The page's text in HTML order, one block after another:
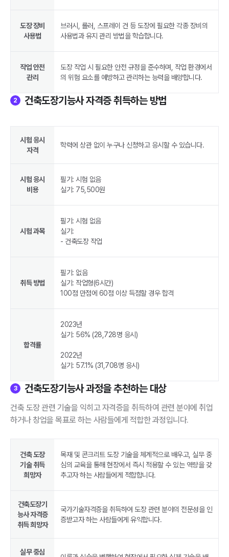
도장 장비
사용법
브러시, 롤러, 스프레이 건 등 도장에 필요한 각종 장비의
사용법과 유지 관리 방법을 학습합니다.
작업 안전
관리
도장 작업 시 필요한 안전 규정을 준수하며, 작업 환경에서
의 위험 요소를 예방하고 관리하는 능력을 배양합니다.
2 건축도장기능사 자격증 취득하는 방법
시험 응시
자격
학력에 상관 없이 누구나 신청하고 응시할 수 있습니다.
시험 응시
비용
필기: 시험 없음
실기: 75,500원
시험 과목
필기: 시험 없음
실기:
- 건축도장 작업
취득 방법
필기: 없음
실기: 작업형(6시간)
100점 만점에 60점 이상 득점할 경우 합격
합격률
2023년
실기: 56% (28,728명 응시)
2022년
실기: 57.1% (31,708명 응시)
3 건축도장기능사 과정을 추천하는 대상
건축 도장 관련 기술을 익히고 자격증을 취득하여 관련 분야에 취업
하거나 창업을 목표로 하는 사람들에게 적합한 과정입니다.
건축 도장
기술 취득
희망자
목재 및 콘크리트 도장 기술을 체계적으로 배우고, 실무 중
심의 교육을 통해 현장에서 즉시 적용할 수 있는 역량을 갖
추고자 하는 사람들에게 적합합니다.
건축도장기
능사 자격증
취득 희망자
국가기술자격증을 취득하여 도장 관련 분야의 전문성을 인
증받고자 하는 사람들에게 유익합니다.
실무 중심